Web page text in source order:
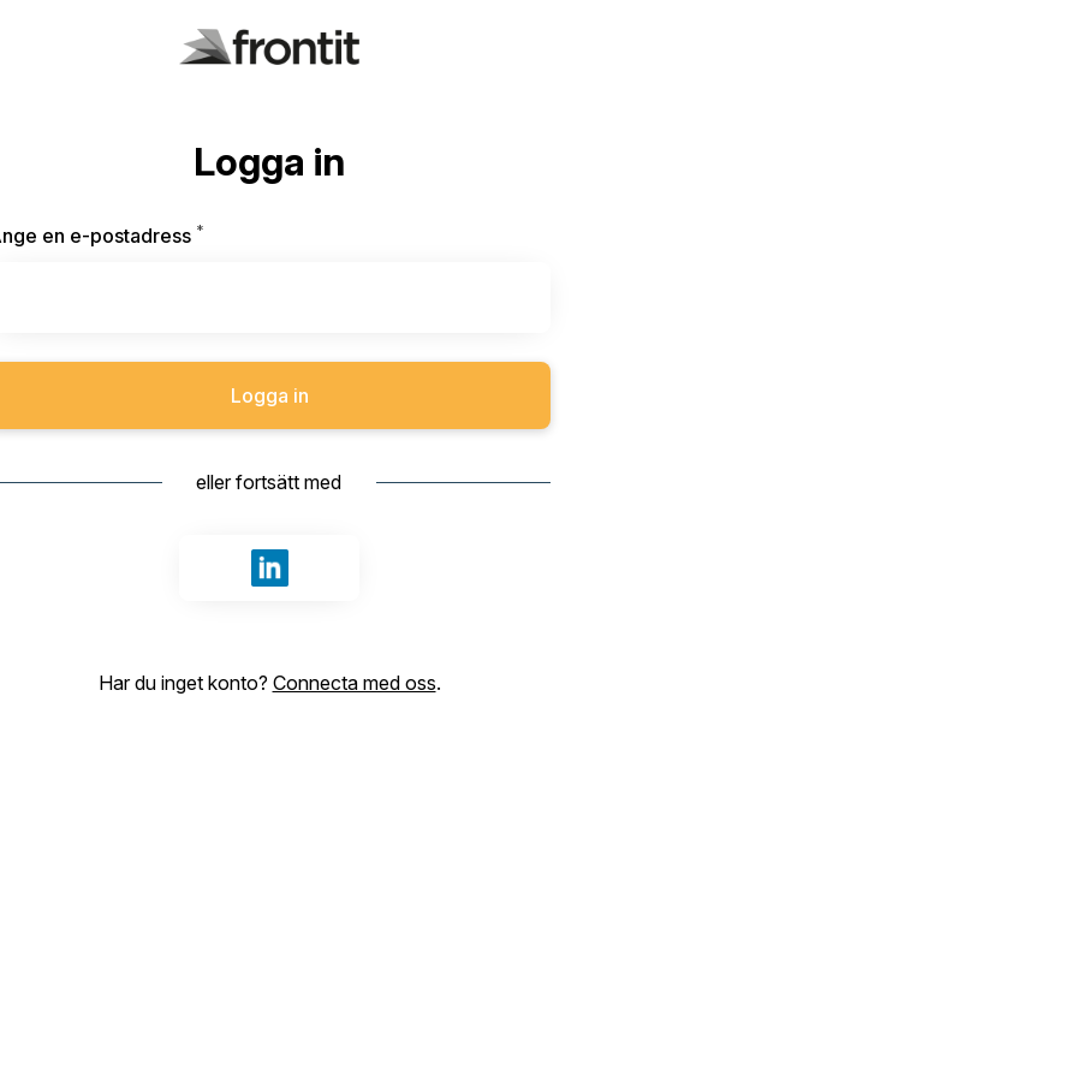
Logga in
en e-postadress *
Logga in
eller fortsätt med
Logga in med LinkedIn
Har du inget konto? Connecta med oss.